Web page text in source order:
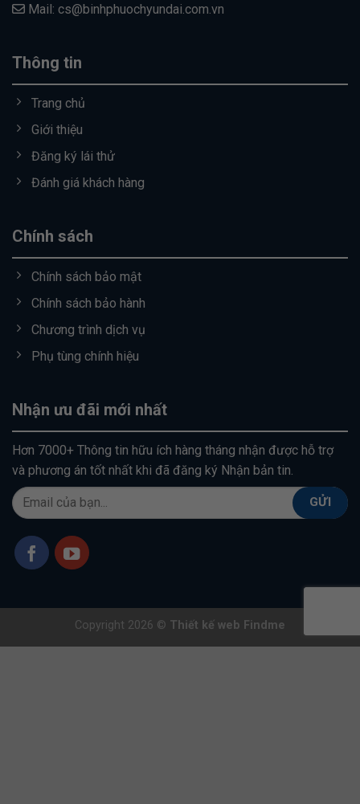
Mail: cs@binhphuochyundai.com.vn
Thông tin
Trang chủ
Giới thiệu
Đăng ký lái thử
Đánh giá khách hàng
Chính sách
Chính sách bảo mật
Chính sách bảo hành
Chương trình dịch vụ
Phụ tùng chính hiệu
Nhận ưu đãi mới nhất
Hơn 7000+ Thông tin hữu ích hàng tháng nhận được hỗ trợ
và phương án tốt nhất khi đã đăng ký Nhận bản tin.
Copyright 2026 © Thiết kế web Findme